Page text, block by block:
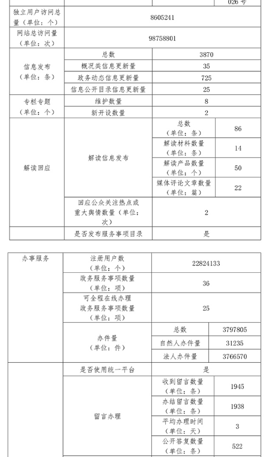
便民服務
仲介服務 陽光政務
政民互動
我要建議
參與調查 線上訪談 圖説互動
北京概況 十六區概覽 人文北京
綠色北京 圖説北京 視頻北京
ENGLISH 한국어 日本語
РУССКИЙ ЯЗЫК
PORTUGUÊS